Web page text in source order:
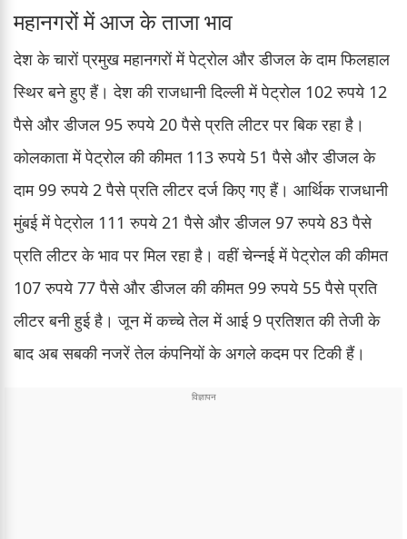
महानगरों में आज के ताजा भाव
देश के चारों प्रमुख महानगरों में पेट्रोल और डीजल के दाम फिलहाल
स्थिर बने हुए हैं। देश की राजधानी दिल्ली में पेट्रोल 102 रुपये 12
पैसे और डीजल 95 रुपये 20 पैसे प्रति लीटर पर बिक रहा है।
कोलकाता में पेट्रोल की कीमत 113 रुपये 51 पैसे और डीजल के
दाम 99 रुपये 2 पैसे प्रति लीटर दर्ज किए गए हैं। आर्थिक राजधानी
मुंबई में पेट्रोल 111 रुपये 21 पैसे और डीजल 97 रुपये 83 पैसे
प्रति लीटर के भाव पर मिल रहा है। वहीं चेन्नई में पेट्रोल की कीमत
107 रुपये 77 पैसे और डीजल की कीमत 99 रुपये 55 पैसे प्रति
लीटर बनी हुई है। जून में कच्चे तेल में आई 9 प्रतिशत की तेजी के
बाद अब सबकी नजरें तेल कंपनियों के अगले कदम पर टिकी हैं।